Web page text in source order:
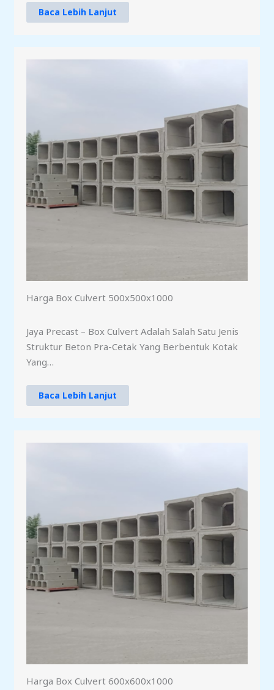
Baca Lebih Lanjut
Harga Box Culvert 500x500x1000
Jaya Precast – Box Culvert Adalah Salah Satu Jenis
Struktur Beton Pra-Cetak Yang Berbentuk Kotak
Yang…
Baca Lebih Lanjut
Harga Box Culvert 600x600x1000